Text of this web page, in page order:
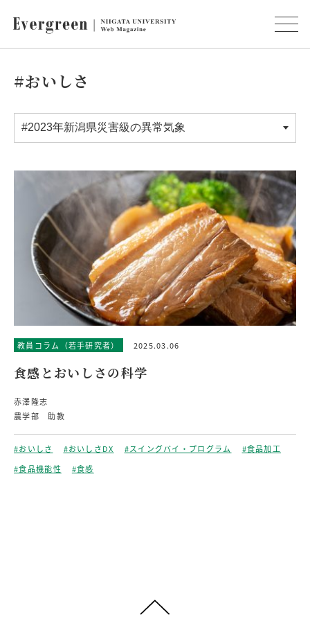
#おいしさ
教員コラム（若手研究者） 2025.03.06
食感とおいしさの科学
赤澤隆志
農学部 助教
#おいしさ #おいしさDX #スイングバイ・プログラム
#食品加工
#食品機能性
#食感